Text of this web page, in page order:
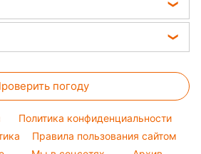
погоду
Политика конфиденциальности
Правила пользования сайтом